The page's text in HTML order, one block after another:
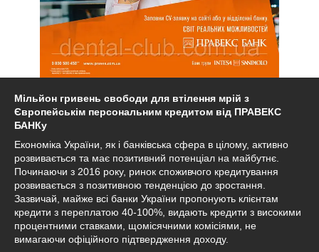
Мільйон гривень свободи для втілення мрій з
Європейськім персональним кредитом від ПРАВЕКС
БАНКу
Економіка України, як і банківська сфера в цілому, активно
розвивається та має позитивний потенціал на майбутнє.
Починаючи з 2016 року, ринок споживчого кредитування
розвивається з позитивною тенденцією до зростання.
Зазвичай, майже всі банки України пропонують клієнтам
кредити з переплатою 40-100%, видають кредити з високими
процентними ставками, щомісячними комісіями, не
вимагаючи офіційного підтвердження доходу.